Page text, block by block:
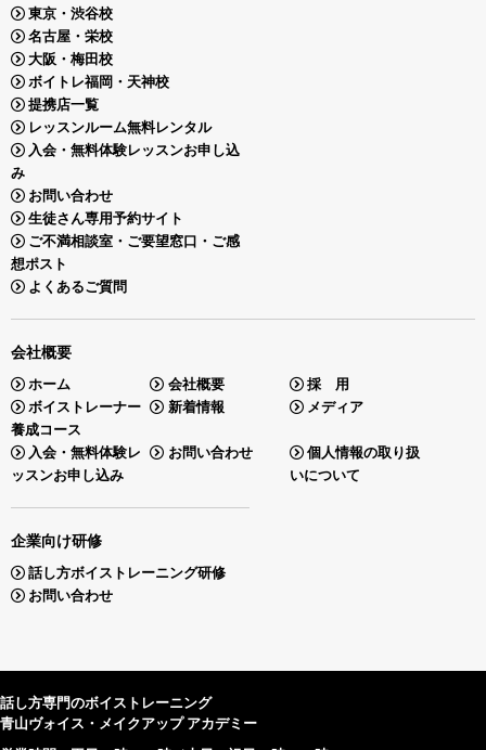
東京・渋谷校
名古屋・栄校
大阪・梅田校
ボイトレ福岡・天神校
提携店一覧
レッスンルーム無料レンタル
入会・無料体験レッスンお申し込
み
お問い合わせ
生徒さん専用予約サイト
ご不満相談室・ご要望窓口・ご感
想ポスト
よくあるご質問
会社概要
ホーム 会社概要
採 用
ボイストレーナー
養成コース
新着情報 メディア
入会・無料体験レ
ッスンお申し込み
お問い合わせ
個人情報の取り扱
いについて
企業向け研修
話し方ボイストレーニング研修
お問い合わせ
話し方専門のボイストレーニング
青山ヴォイス・メイクアップ アカデミー